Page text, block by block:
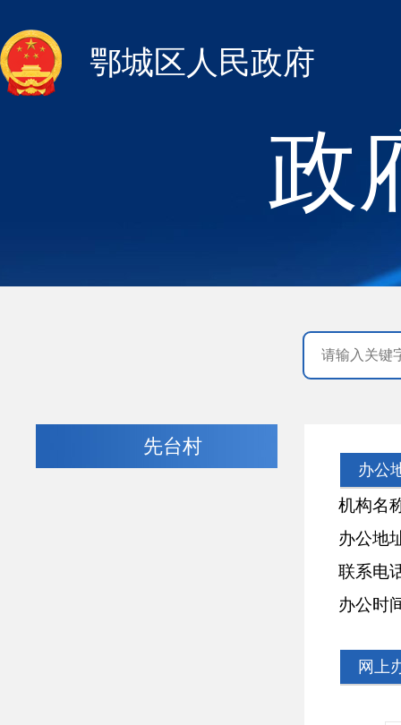
政
鄂城区人民政府
先台村
办公
机构名
办公地址
联系电话
办公时间
网上